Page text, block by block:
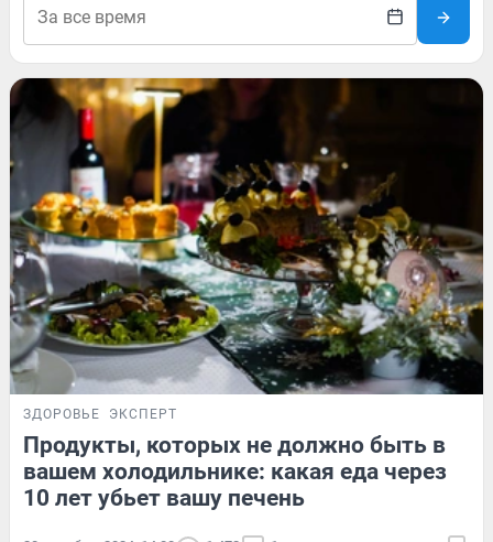
ЗДОРОВЬЕ ЭКСПЕРТ
Продукты, которых не должно быть в
вашем холодильнике: какая еда через
10 лет убьет вашу печень